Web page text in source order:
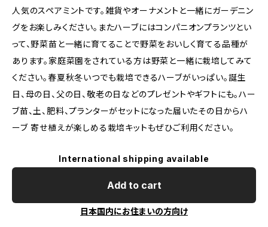
人気のスペアミントです。雑貨やオーナメントと一緒にガーデニン
グをお楽しみください。またハーブにはコンパニオンプランツとい
って、野菜苗と一緒に育てることで野菜をおいしく育てる品種が
あります。家庭菜園をされている方は野菜と一緒に栽培してみて
ください。春夏秋冬いつでも栽培できるハーブがいっぱい。誕生
日、母の日、父の日、敬老の日などのプレゼントやギフトにも。ハー
ブ苗、土、肥料、プランターがセットになった届いたその日からハ
ーブ 寄せ植えが楽しめる栽培キットもぜひご利用ください。
International shipping available
Add to cart
日本国内にお住まいの方向け